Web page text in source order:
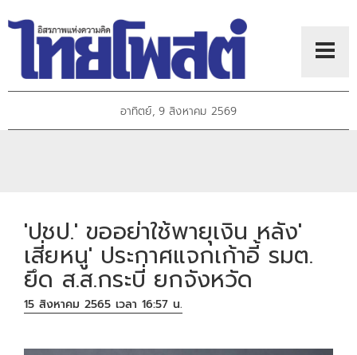
อาทิตย์, 9 สิงหาคม 2569
'ปชป.' ขออย่าใช้พายุเงิน หลัง'
เสี่ยหนู' ประกาศแจกเก้าอี้ รมต.
ยึด ส.ส.กระบี่ ยกจังหวัด
15 สิงหาคม 2565 เวลา 16:57 น.